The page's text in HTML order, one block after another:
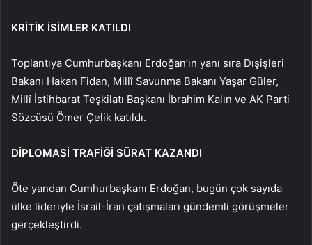
KRİTİK İSİMLER KATILDI
Toplantıya Cumhurbaşkanı Erdoğan’ın yanı sıra Dışişleri
Bakanı Hakan Fidan, Millî Savunma Bakanı Yaşar Güler,
Millî İstihbarat Teşkilatı Başkanı İbrahim Kalın ve AK Parti
Sözcüsü Ömer Çelik katıldı.
DİPLOMASİ TRAFİĞİ SÜRAT KAZANDI
Öte yandan Cumhurbaşkanı Erdoğan, bugün çok sayıda
ülke lideriyle İsrail-İran çatışmaları gündemli görüşmeler
gerçekleştirdi.